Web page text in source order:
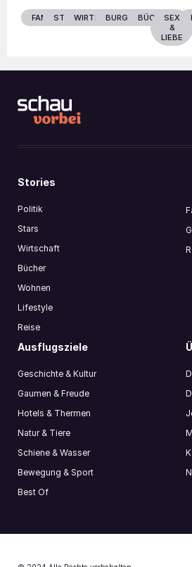
FAMILIESTARSWIRTSCHAFTBURGENLANDBÜCHERSEX
&
LIEBE
Stories
Politik
Stars
Wirtschaft
Bücher
Wohnen
Lifestyle
Reise
Ausflugsziele
Geschichte & Kultur
Gaumen & Freude
Hotels & Thermen
Natur & Tiere
Schiene & Wasser
Bewegung & Sport
Best Of